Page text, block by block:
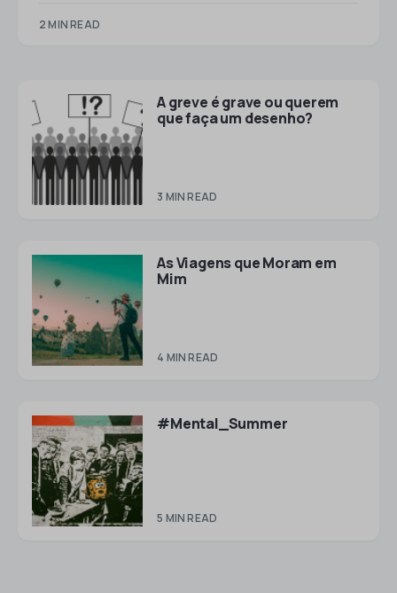
2 MIN READ
A greve é grave ou querem
que faça um desenho?
3 MIN READ
As Viagens que Moram em
Mim
4 MIN READ
#Mental_Summer
5 MIN READ